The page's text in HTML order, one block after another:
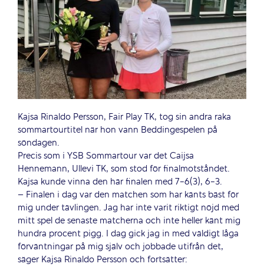
Kajsa Rinaldo Persson, Fair Play TK, tog sin andra raka
sommartourtitel när hon vann Beddingespelen på
söndagen.
Precis som i YSB Sommartour var det Caijsa
Hennemann, Ullevi TK, som stod för finalmotståndet.
Kajsa kunde vinna den här finalen med 7-6(3), 6-3.
– Finalen i dag var den matchen som har känts bäst för
mig under tävlingen. Jag har inte varit riktigt nöjd med
mitt spel de senaste matcherna och inte heller känt mig
hundra procent pigg. I dag gick jag in med väldigt låga
förväntningar på mig själv och jobbade utifrån det,
säger Kajsa Rinaldo Persson och fortsätter: